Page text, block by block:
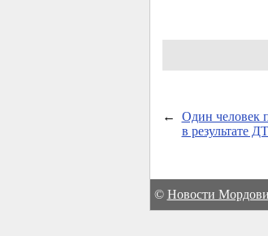
←
Один человек
в результате
© Новости